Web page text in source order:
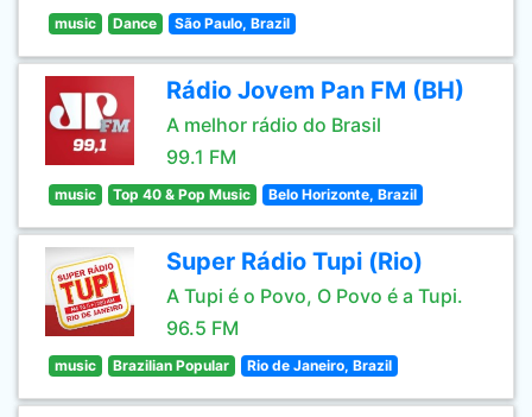
music Dance São Paulo, Brazil
Rádio Jovem Pan FM (BH)
A melhor rádio do Brasil
99.1 FM
music Top 40 & Pop Music Belo Horizonte, Brazil
Super Rádio Tupi (Rio)
A Tupi é o Povo, O Povo é a Tupi.
96.5 FM
music Brazilian Popular Rio de Janeiro, Brazil